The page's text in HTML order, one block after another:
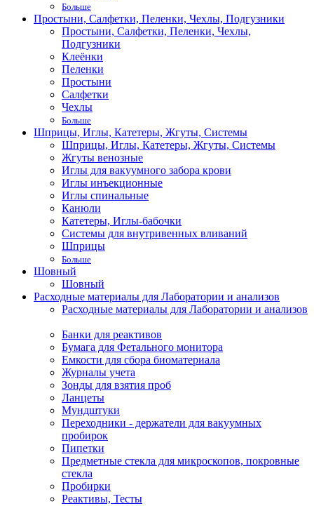
Больше
Простыни, Салфетки, Пеленки, Чехлы, Подгузники
Простыни, Салфетки, Пеленки, Чехлы,
Подгузники
Клеёнки
Пеленки
Простыни
Салфетки
Чехлы
Больше
Шприцы, Иглы, Катетеры, Жгуты, Системы
Шприцы, Иглы, Катетеры, Жгуты, Системы
Жгуты венозные
Иглы для вакуумного забора крови
Иглы инъекционные
Иглы спинальные
Канюли
Катетеры, Иглы-бабочки
Системы для внутривенных вливаний
Шприцы
Больше
Шовный
Шовный
Расходные материалы для Лаборатории и анализов
Расходные материалы для Лаборатории и анализов
Банки для реактивов
Бумага для Фетального монитора
Емкости для сбора биоматериала
Журналы учета
Зонды для взятия проб
Ланцеты
Мундштуки
Переходники - держатели для вакуумных
пробирок
Пипетки
Предметные стекла для микроскопов, покровные
стекла
Пробирки
Реактивы, Тесты